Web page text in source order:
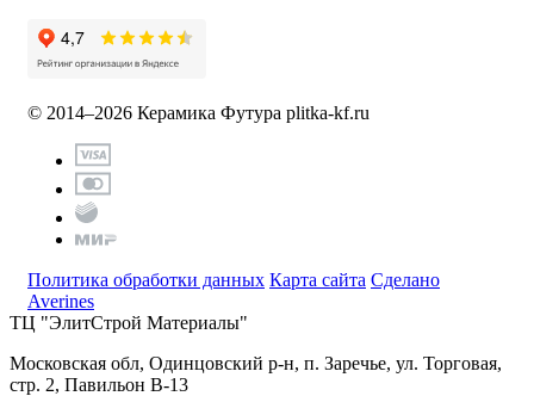
© 2014–2026 Керамика Футура plitka-kf.ru
Политика обработки данных Карта сайта Сделано
Averines
ТЦ "ЭлитСтрой Материалы"
Московская обл, Одинцовский р-н, п. Заречье, ул. Торговая,
стр. 2, Павильон В-13